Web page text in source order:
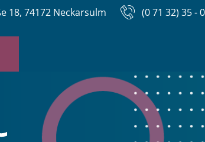
18, 74172 Neckarsulm (0 71 32) 35 - 0